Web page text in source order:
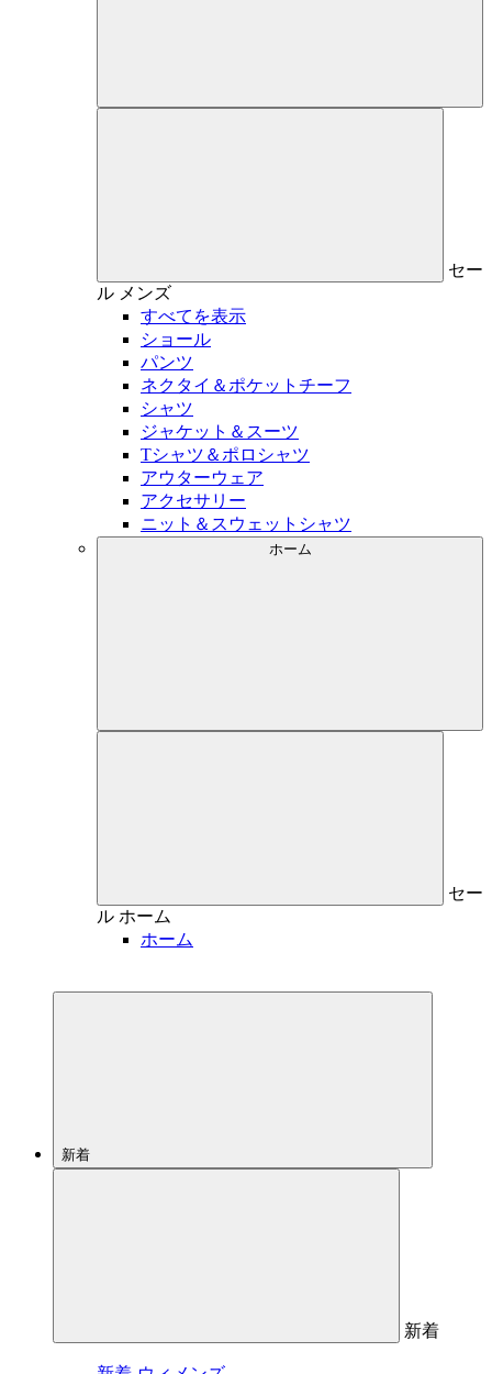
セー
ル メンズ
すべてを表示
ショール
パンツ
ネクタイ＆ポケットチーフ
シャツ
ジャケット＆スーツ
Tシャツ＆ポロシャツ
アウターウェア
アクセサリー
ニット＆スウェットシャツ
ホーム
セー
ル ホーム
ホーム
新着
新着